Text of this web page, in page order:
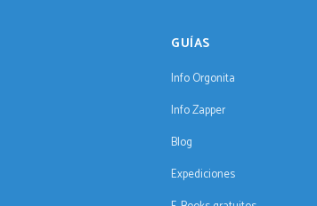
GUÍAS
Info Orgonita
Info Zapper
Blog
Expediciones